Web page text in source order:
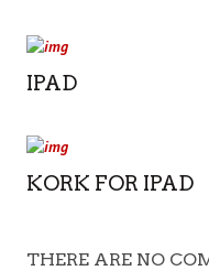
IPAD
KORK FOR IPAD
THERE ARE NO